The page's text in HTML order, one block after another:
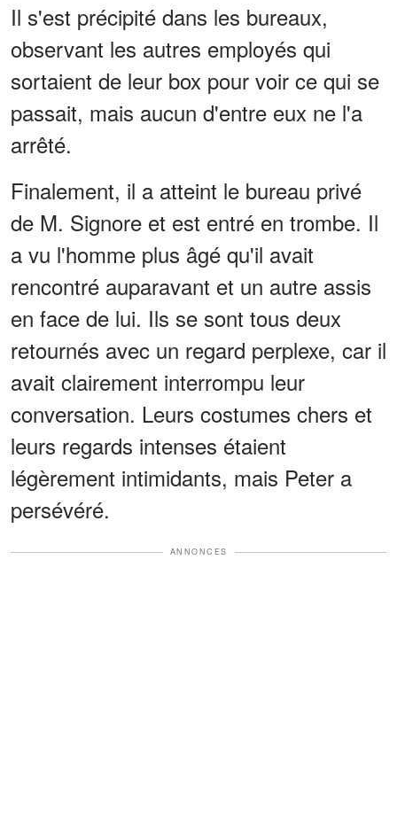
Il s'est précipité dans les bureaux,
observant les autres employés qui
sortaient de leur box pour voir ce qui se
passait, mais aucun d'entre eux ne l'a
arrêté.
Finalement, il a atteint le bureau privé
de M. Signore et est entré en trombe. Il
a vu l'homme plus âgé qu'il avait
rencontré auparavant et un autre assis
en face de lui. Ils se sont tous deux
retournés avec un regard perplexe, car il
avait clairement interrompu leur
conversation. Leurs costumes chers et
leurs regards intenses étaient
légèrement intimidants, mais Peter a
persévéré.
ANNONCES